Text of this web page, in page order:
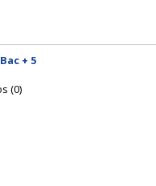
+ 5
(0)